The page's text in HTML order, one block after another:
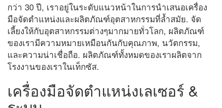
กว่า 30 ปี, เราอยู่ในระดับแนวหน้าในการนำเสนอเครื่อง
มือจัดตำแหน่งและผลิตภัณฑ์อุตสาหกรรมที่ล้ำสมัย. จัด
เลี้ยงให้กับอุตสาหกรรมต่างๆมากมายทั่วโลก, ผลิตภัณฑ์
ของเรามีความหมายเหมือนกันกับคุณภาพ, นวัตกรรม,
และความน่าเชื่อถือ. ผลิตภัณฑ์ทั้งหมดของเราผลิตจาก
โรงงานของเราในเท็กซัส.
เครื่องมือจัดตำแหน่งเลเซอร์ &